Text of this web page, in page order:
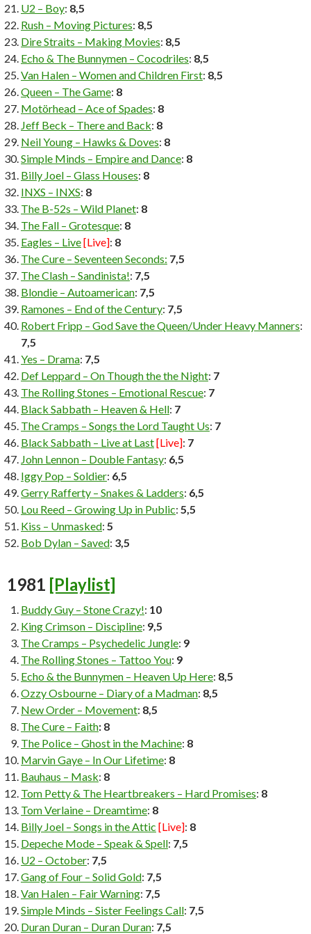
U2 – Boy: 8,5
Rush – Moving Pictures: 8,5
Dire Straits – Making Movies: 8,5
Echo & The Bunnymen – Cocodriles: 8,5
Van Halen – Women and Children First: 8,5
Queen – The Game: 8
Motörhead – Ace of Spades: 8
Jeff Beck – There and Back: 8
Neil Young – Hawks & Doves: 8
Simple Minds – Empire and Dance: 8
Billy Joel – Glass Houses: 8
INXS – INXS: 8
The B-52s – Wild Planet: 8
The Fall – Grotesque: 8
Eagles – Live[Live]: 8
The Cure – Seventeen Seconds: 7,5
The Clash – Sandinista!: 7,5
Blondie – Autoamerican: 7,5
Ramones – End of the Century: 7,5
Robert Fripp – God Save the Queen/Under Heavy Manners:
7,5
Yes – Drama: 7,5
Def Leppard – On Though the the Night: 7
The Rolling Stones – Emotional Rescue: 7
Black Sabbath – Heaven & Hell: 7
The Cramps – Songs the Lord Taught Us: 7
Black Sabbath – Live at Last[Live]: 7
John Lennon – Double Fantasy: 6,5
Iggy Pop – Soldier: 6,5
Gerry Rafferty – Snakes & Ladders: 6,5
Lou Reed – Growing Up in Public: 5,5
Kiss – Unmasked: 5
Bob Dylan – Saved: 3,5
1981 [Playlist]
Buddy Guy – Stone Crazy!: 10
King Crimson – Discipline: 9,5
The Cramps – Psychedelic Jungle: 9
The Rolling Stones – Tattoo You: 9
Echo & the Bunnymen – Heaven Up Here: 8,5
Ozzy Osbourne – Diary of a Madman: 8,5
New Order – Movement: 8,5
The Cure – Faith: 8
The Police – Ghost in the Machine: 8
Marvin Gaye – In Our Lifetime: 8
Bauhaus – Mask: 8
Tom Petty & The Heartbreakers – Hard Promises: 8
Tom Verlaine – Dreamtime: 8
Billy Joel – Songs in the Attic [Live]: 8
Depeche Mode – Speak & Spell: 7,5
U2 – October: 7,5
Gang of Four – Solid Gold: 7,5
Van Halen – Fair Warning: 7,5
Simple Minds – Sister Feelings Call: 7,5
Duran Duran – Duran Duran: 7,5